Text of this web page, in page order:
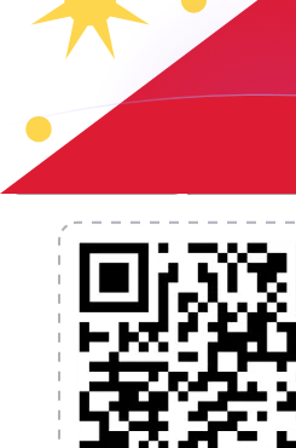
nécessaires pour vos
et la gestion de vos devises.
programmez des alertes de
l'argent à l'étranger sans frais
l'application dès aujourd'hui !